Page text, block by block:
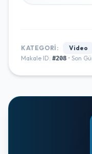
KATEGORI:
Video
Makale ID: #208 • Son